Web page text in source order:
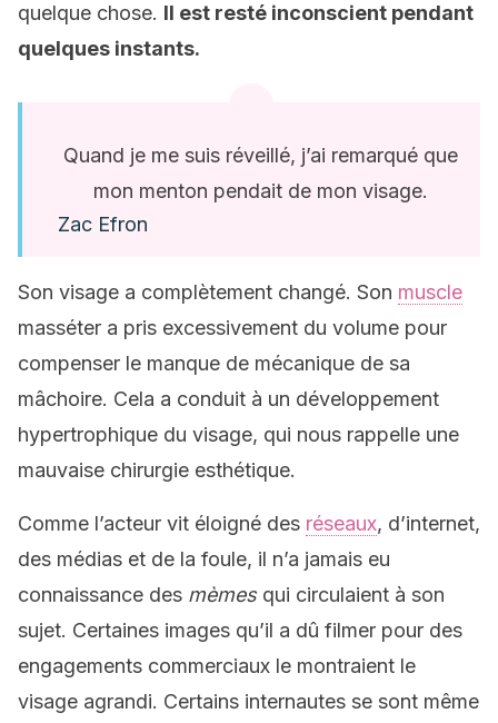
quelque chose. Il est resté inconscient pendant
quelques instants.
Quand je me suis réveillé, j’ai remarqué que
mon menton pendait de mon visage.
Zac Efron
Son visage a complètement changé. Son muscle
masséter a pris excessivement du volume pour
compenser le manque de mécanique de sa
mâchoire. Cela a conduit à un développement
hypertrophique du visage, qui nous rappelle une
mauvaise chirurgie esthétique.
Comme l’acteur vit éloigné des réseaux, d’internet,
des médias et de la foule, il n’a jamais eu
connaissance des mèmesqui circulaient à son
sujet. Certaines images qu’il a dû filmer pour des
engagements commerciaux le montraient le
visage agrandi. Certains internautes se sont même